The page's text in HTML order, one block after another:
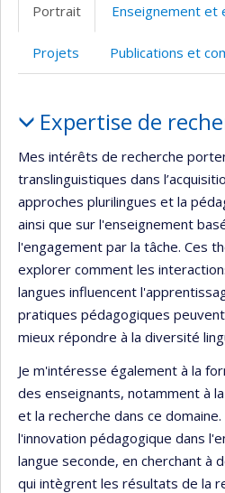
web
Portrait Enseignement et
Projets Publications et
Expertise de
Mes intérêts de recherche
translinguistiques dans
approches plurilingues et la
ainsi que sur l'enseignement
l'engagement par la tâche. Ces
explorer comment les
langues influencent
pratiques pédagogiques
mieux répondre à la diversité
Je m'intéresse également à la
des enseignants, notamment à
et la recherche dans ce
l'innovation pédagogique dans
langue seconde, en cherchant à
qui intègrent les résultats de la